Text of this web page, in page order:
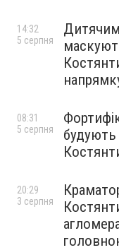
14:32
5 серпня
08:31
5 серпня
20:29
3 серпня